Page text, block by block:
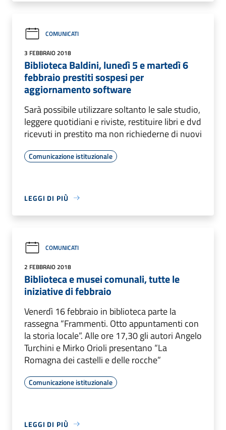
COMUNICATI
3 FEBBRAIO 2018
Biblioteca Baldini, lunedì 5 e martedì 6
febbraio prestiti sospesi per
aggiornamento software
Sarà possibile utilizzare soltanto le sale studio,
leggere quotidiani e riviste, restituire libri e dvd
ricevuti in prestito ma non richiederne di nuovi
Comunicazione istituzionale
LEGGI DI PIÙ
COMUNICATI
2 FEBBRAIO 2018
Biblioteca e musei comunali, tutte le
iniziative di febbraio
Venerdì 16 febbraio in biblioteca parte la
rassegna “Frammenti. Otto appuntamenti con
la storia locale”. Alle ore 17,30 gli autori Angelo
Turchini e Mirko Orioli presentano “La
Romagna dei castelli e delle rocche”
Comunicazione istituzionale
LEGGI DI PIÙ